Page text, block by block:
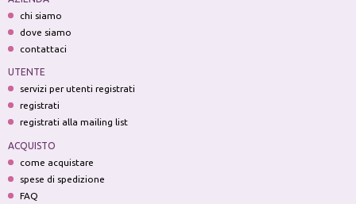
chi siamo
dove siamo
contattaci
UTENTE
servizi per utenti registrati
registrati
registrati alla mailing list
ACQUISTO
come acquistare
spese di spedizione
FAQ